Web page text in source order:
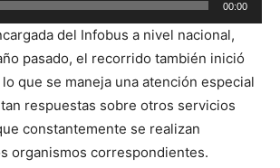
00:00
del Infobus a nivel nacional,
pasado, el recorrido también inició
que se maneja una atención especial
respuestas sobre otros servicios
constantemente se realizan
organismos correspondientes.